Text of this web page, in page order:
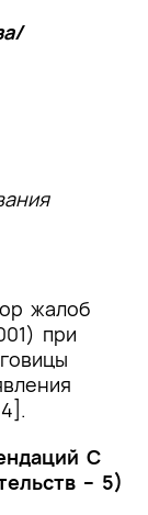
жалоб
при
С
– 5)